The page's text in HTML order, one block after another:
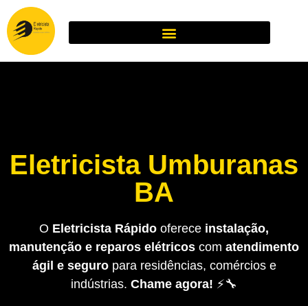
Eletricista Umburanas
BA
O Eletricista Rápido oferece instalação,
manutenção e reparos elétricos com atendimento
ágil e seguropara residências, comércios e
indústrias. Chame agora! ⚡🔧